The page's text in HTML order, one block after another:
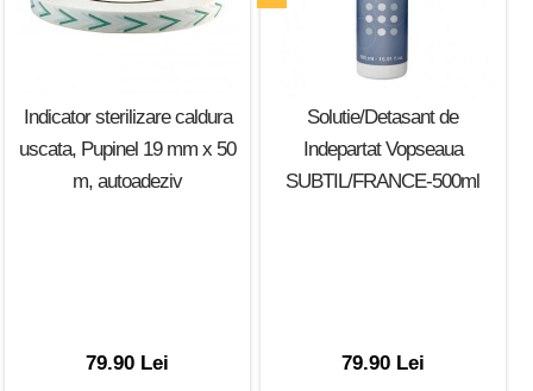
Indicator sterilizare caldura
uscata, Pupinel 19 mm x 50
m, autoadeziv
79.90 Lei
Solutie/Detasant de
Indepartat Vopseaua
SUBTIL/FRANCE-500ml
79.90 Lei